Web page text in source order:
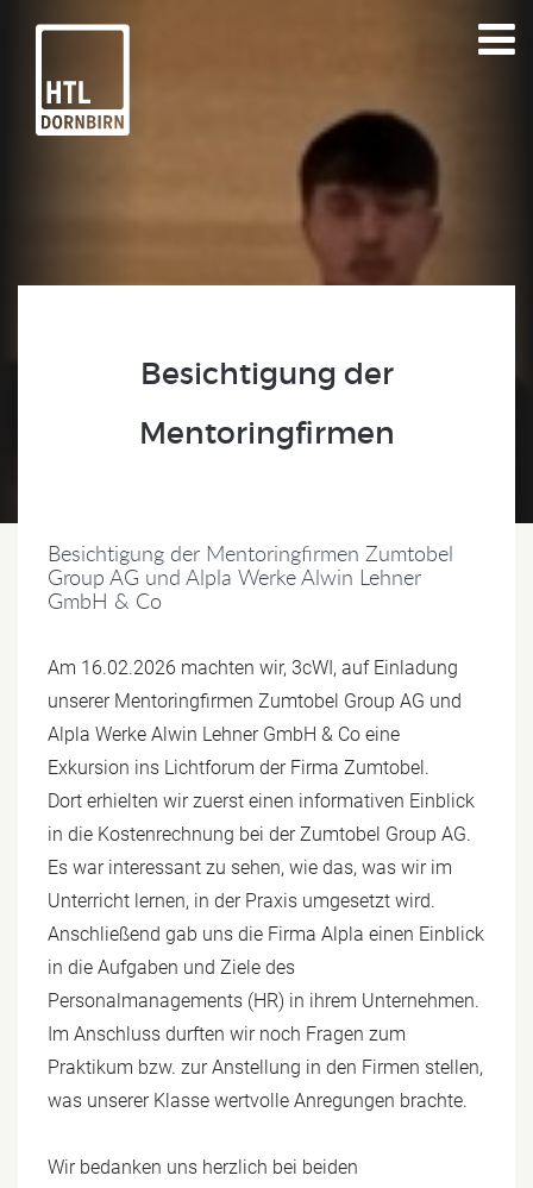
Besichtigung der
Mentoringfirmen
Besichtigung der Mentoringfirmen Zumtobel
Group AG und Alpla Werke Alwin Lehner
GmbH & Co
Am 16.02.2026 machten wir, 3cWI, auf Einladung
unserer Mentoringfirmen Zumtobel Group AG und
Alpla Werke Alwin Lehner GmbH & Co eine
Exkursion ins Lichtforum der Firma Zumtobel.
Dort erhielten wir zuerst einen informativen Einblick
in die Kostenrechnung bei der Zumtobel Group AG.
Es war interessant zu sehen, wie das, was wir im
Unterricht lernen, in der Praxis umgesetzt wird.
Anschließend gab uns die Firma Alpla einen Einblick
in die Aufgaben und Ziele des
Personalmanagements (HR) in ihrem Unternehmen.
Im Anschluss durften wir noch Fragen zum
Praktikum bzw. zur Anstellung in den Firmen stellen,
was unserer Klasse wertvolle Anregungen brachte.
Wir bedanken uns herzlich bei beiden